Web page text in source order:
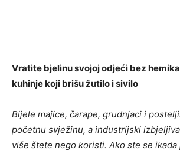
Vratite bjelinu svojoj odjeći bez
kuhinje koji brišu žutilo i sivilo
Bijele majice, čarape, grudnjaci i
početnu svježinu, a industrijski
više štete nego koristi. Ako ste se